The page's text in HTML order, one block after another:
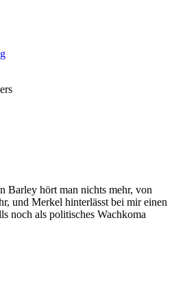
Barley hört man nichts mehr, von
und Merkel hinterlässt bei mir einen
noch als politisches Wachkoma